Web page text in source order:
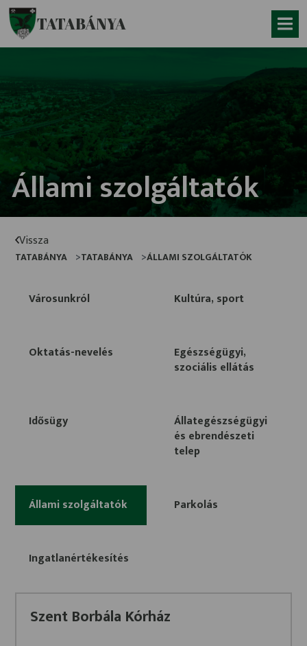
Ugrás a fő tartalomhoz
TATABÁNYA
Állami szolgáltatók
Vissza
TATABÁNYA TATABÁNYA ÁLLAMI SZOLGÁLTATÓK
Városunkról Kultúra, sport
Oktatás-nevelés
Egészségügyi,
szociális ellátás
Idősügy
Állategészségügyi
és ebrendészeti
telep
Állami szolgáltatók Parkolás
Ingatlanértékesítés
Szent Borbála Kórház